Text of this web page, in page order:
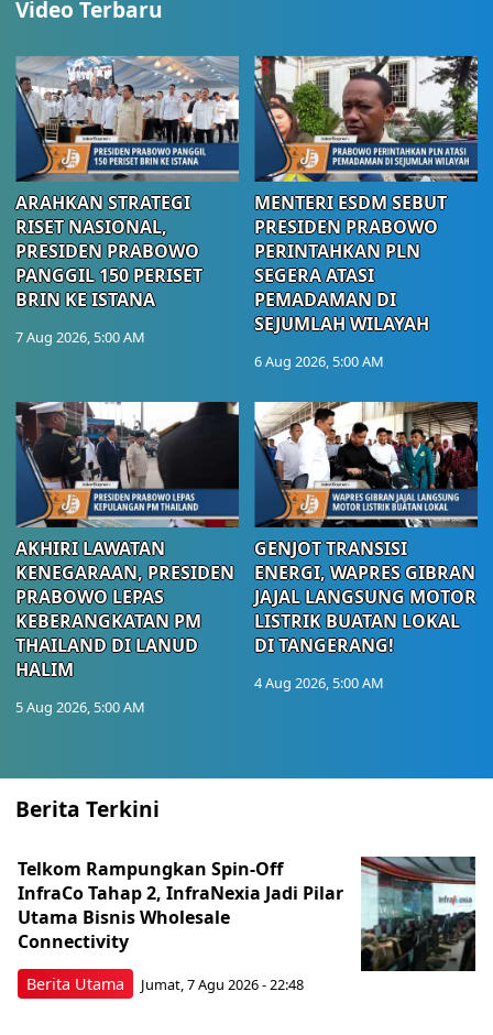
Video Terbaru
ARAHKAN STRATEGI
RISET NASIONAL,
PRESIDEN PRABOWO
PANGGIL 150 PERISET
BRIN KE ISTANA
7 Aug 2026, 5:00 AM
MENTERI ESDM SEBUT
PRESIDEN PRABOWO
PERINTAHKAN PLN
SEGERA ATASI
PEMADAMAN DI
SEJUMLAH WILAYAH
6 Aug 2026, 5:00 AM
AKHIRI LAWATAN
KENEGARAAN, PRESIDEN
PRABOWO LEPAS
KEBERANGKATAN PM
THAILAND DI LANUD
HALIM
5 Aug 2026, 5:00 AM
GENJOT TRANSISI
ENERGI, WAPRES GIBRAN
JAJAL LANGSUNG MOTOR
LISTRIK BUATAN LOKAL
DI TANGERANG!
4 Aug 2026, 5:00 AM
Berita Terkini
Berita Utama
Telkom Rampungkan Spin-Off
InfraCo Tahap 2, InfraNexia Jadi Pilar
Utama Bisnis Wholesale
Connectivity
Jumat, 7 Agu 2026 - 22:48